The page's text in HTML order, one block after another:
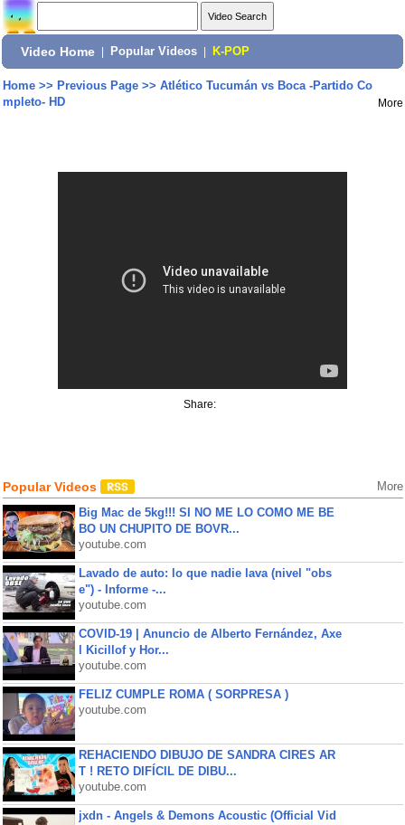
Video Home Popular Videos K-POP
Home>> Previous Page>> Atlético Tucumán vs Boca -Partido Co
mpleto- HD
More
Share:
Popular Videos More
Big Mac de 5kg!!! SI NO ME LO COMO ME BE
BO UN CHUPITO DE BOVR...
youtube.com
Lavado de auto: lo que nadie lava (nivel "obs
e") - Informe -...
youtube.com
COVID-19 | Anuncio de Alberto Fernández, Axe
l Kicillof y Hor...
youtube.com
FELIZ CUMPLE ROMA ( SORPRESA )
youtube.com
REHACIENDO DIBUJO DE SANDRA CIRES AR
T ! RETO DIFÍCIL DE DIBU...
youtube.com
jxdn - Angels & Demons Acoustic (Official Vid